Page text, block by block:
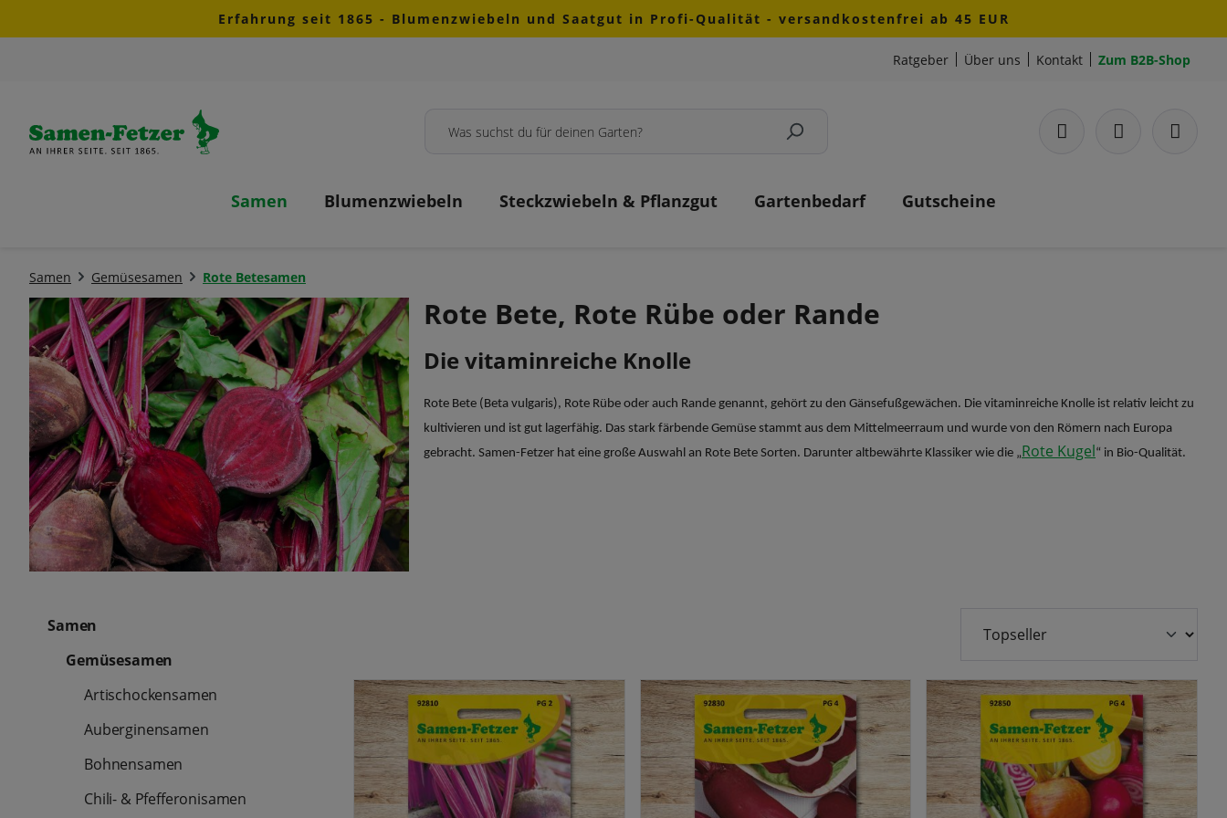
Zur Hauptnavigation springenErfahrung seit 1865 - Blumenzwiebeln und Saatgut in Profi-Qualität - versandkostenfrei ab 45 EUR
Ratgeber Über uns Kontakt Zum B2B-Shop
Samen Blumenzwiebeln Steckzwiebeln & Pflanzgut Gartenbedarf Gutscheine
Samen Gemüsesamen Rote Betesamen
Rote Bete, Rote Rübe oder Rande
Die vitaminreiche Knolle
Rote Bete (Beta vulgaris), Rote Rübe oder auch Rande genannt, gehört zu den Gänsefußgewächen. Die vitaminreiche Knolle ist relativ leicht zu
kultivieren und ist gut lagerfähig. Das stark färbende Gemüse stammt aus dem Mittelmeerraum und wurde von den Römern nach Europa
gebracht. Samen-Fetzer hat eine große Auswahl an Rote Bete Sorten. Darunter altbewährte Klassiker wie die „Rote Kugel“ in Bio-Qualität.
Samen
Gemüsesamen
Artischockensamen
Auberginensamen
Bohnensamen
Chili- & Pfefferonisamen